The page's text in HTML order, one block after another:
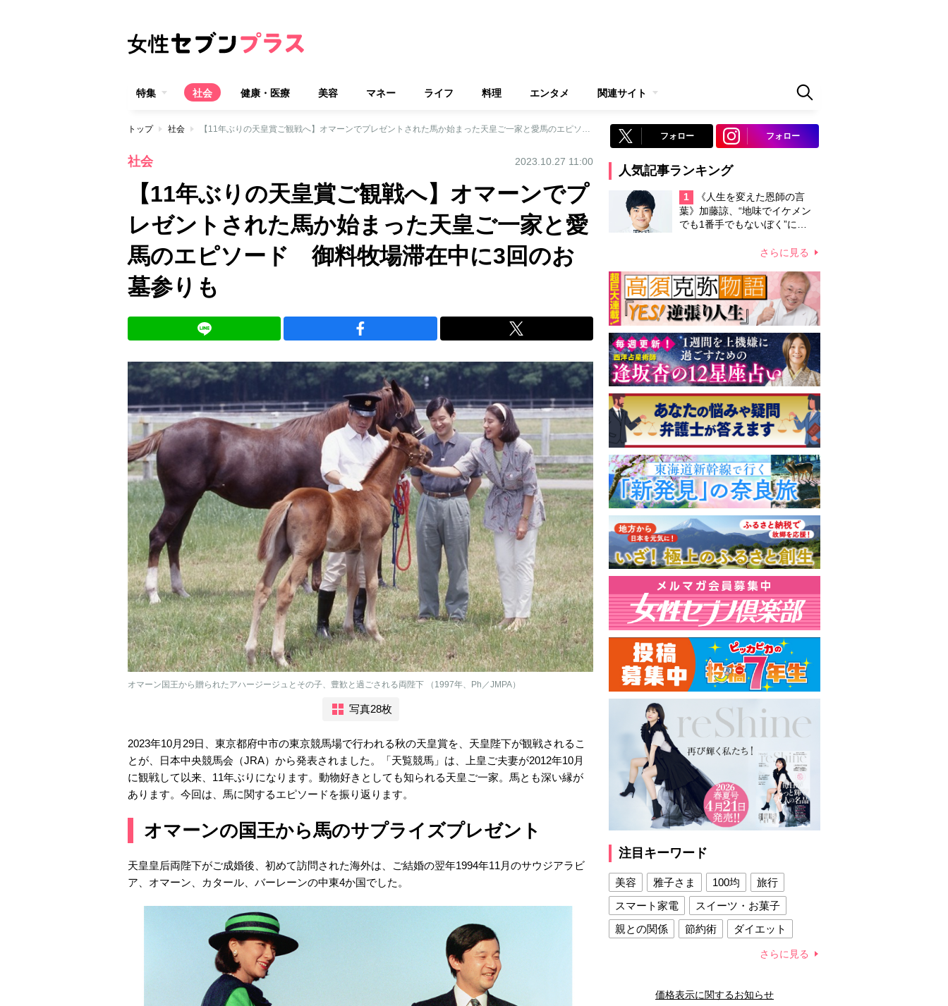
特集 社会 健康・医療 美容 マネー ライフ 料理 エンタメ 関連サイト
トップ 社会 【11年ぶりの天皇賞ご観戦へ】オマーンでプレゼントされた馬か始まった天皇ご一家と愛馬のエピソード 御料牧場滞在中に3回のお墓参りも
社会 2023.10.27 11:00
【11年ぶりの天皇賞ご観戦へ】オマーンでプ
レゼントされた馬か始まった天皇ご一家と愛
馬のエピソード 御料牧場滞在中に3回のお
墓参りも
オマーン国王から贈られたアハージージュとその子、豊歓と過ごされる両陛下 （1997年、Ph／JMPA）
写真28枚
2023年10月29日、東京都府中市の東京競馬場で行われる秋の天皇賞を、天皇陛下が観戦されるこ
とが、日本中央競馬会（JRA）から発表されました。「天覧競馬」は、上皇ご夫妻が2012年10月
に観戦して以来、11年ぶりになります。動物好きとしても知られる天皇ご一家。馬とも深い縁が
あります。今回は、馬に関するエピソードを振り返ります。
オマーンの国王から馬のサプライズプレゼント
天皇皇后両陛下がご成婚後、初めて訪問された海外は、ご結婚の翌年1994年11月のサウジアラビ
ア、オマーン、カタール、バーレーンの中東4か国でした。
フォロー フォロー
人気記事ランキング
1
《人生を変えた恩師の言
葉》加藤諒、“地味でイケメン
でも1番手でもないぼく”に
てくれた「イワッホー」への感
さらに見る
注目キーワード
美容 雅子さま 100均
旅行
スマート家電
スイーツ・お菓子
親との関係
節約術
ダイエット
夫との関係
新津春子 どか食い
さらに見る
価格表示に関するお知らせ